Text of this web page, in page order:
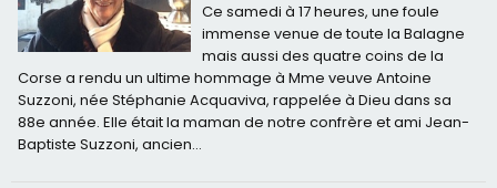
Ce samedi à 17 heures, une foule
immense venue de toute la Balagne
mais aussi des quatre coins de la
Corse a rendu un ultime hommage à Mme veuve Antoine
Suzzoni, née Stéphanie Acquaviva, rappelée à Dieu dans sa
88e année. Elle était la maman de notre confrère et ami Jean-
Baptiste Suzzoni, ancien...